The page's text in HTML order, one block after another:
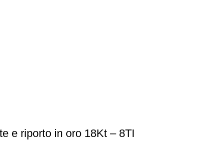
e riporto in oro 18Kt – 8TI